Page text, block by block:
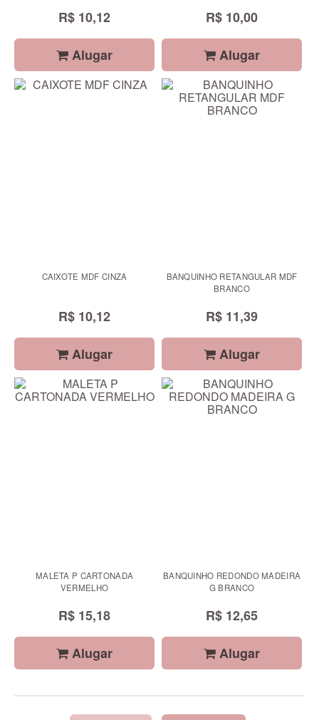
R$ 10,12
Alugar
R$ 10,00
Alugar
CAIXOTE MDF CINZA
R$ 10,12
Alugar
BANQUINHO RETANGULAR MDF
BRANCO
R$ 11,39
Alugar
MALETA P CARTONADA
VERMELHO
R$ 15,18
Alugar
BANQUINHO REDONDO MADEIRA
G BRANCO
R$ 12,65
Alugar